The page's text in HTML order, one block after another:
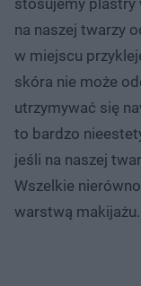
na naszej twarzy
w miejscu
skóra nie może
utrzymywać się
to bardzo
jeśli na naszej
Wszelkie
warstwą makijażu.